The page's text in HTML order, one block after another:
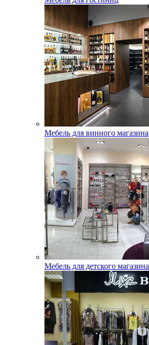
Мебель для винного магазина
Мебель для детского магазина